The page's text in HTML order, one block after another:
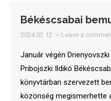
Békéscsabai
2024.02.12. Leave a
Január végén
Pribojszki Ildikó
könyvtárban szervezett
közönség megismerhette